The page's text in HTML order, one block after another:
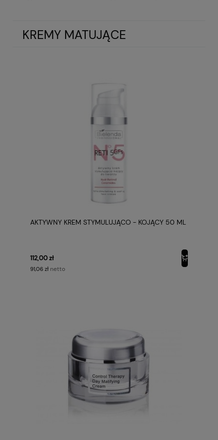
KREMY MATUJĄCE
AKTYWNY KREM STYMULUJĄCO - KOJĄCY 50 ML
112,00 zł
91,06 zł netto